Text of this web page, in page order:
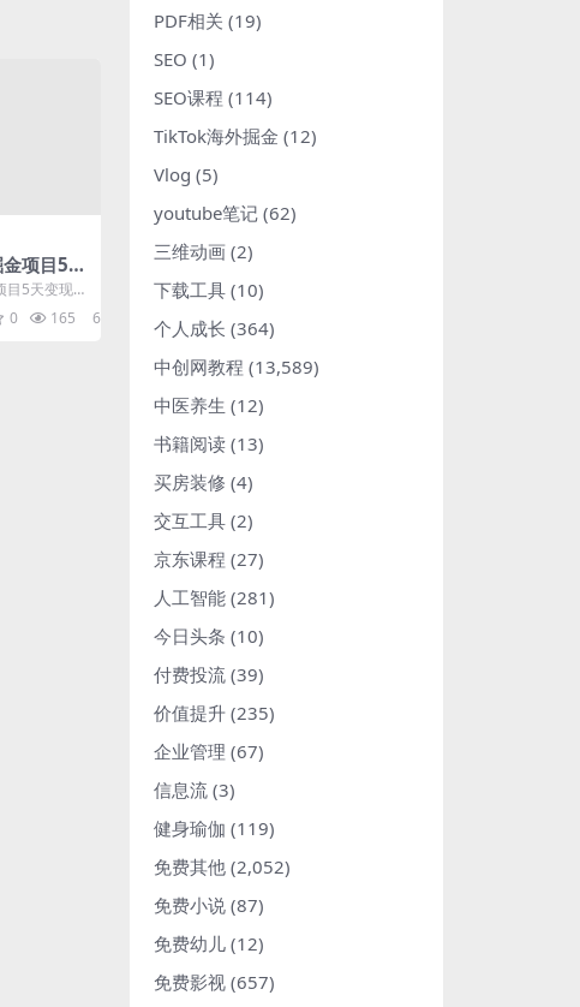
项目5天
】-暖阳
和创业项
目5天变现1.
绍：利用年
0 165 6
PDF相关 (19)
SEO (1)
SEO课程 (114)
TikTok海外掘金 (12)
Vlog (5)
youtube笔记 (62)
三维动画 (2)
下载工具 (10)
个人成长 (364)
中创网教程 (13,589)
中医养生 (12)
书籍阅读 (13)
买房装修 (4)
交互工具 (2)
京东课程 (27)
人工智能 (281)
今日头条 (10)
付费投流 (39)
价值提升 (235)
企业管理 (67)
信息流 (3)
健身瑜伽 (119)
免费其他 (2,052)
免费小说 (87)
免费幼儿 (12)
免费影视 (657)